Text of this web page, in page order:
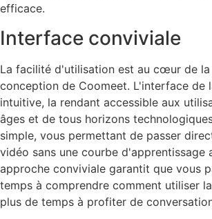
efficace.
Interface conviviale
La facilité d'utilisation est au cœur de
conception de Coomeet. L'interface de
intuitive, la rendant accessible aux
âges et de tous horizons
simple, vous permettant de passer
vidéo sans une courbe d'apprentissage
approche conviviale garantit que vous
temps à comprendre comment utiliser
plus de temps à profiter de